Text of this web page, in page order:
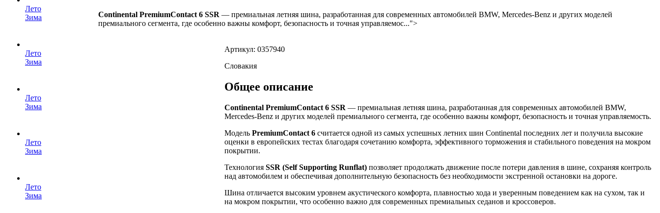
Лето
Зима
Лето
Зима
Лето
Зима
Лето
Зима
Лето
Зима
Continental PremiumContact 6 SSR — премиальная летняя шина, разработанная для современных автомобилей BMW, Mercedes-Benz и других моделей
премиального сегмента, где особенно важны комфорт, безопасность и точная управляемос...">
Артикул: 0357940
Словакия
Общее описание
Continental PremiumContact 6 SSR — премиальная летняя шина, разработанная для современных автомобилей BMW,
Mercedes-Benz и других моделей премиального сегмента, где особенно важны комфорт, безопасность и точная управляемость.
Модель PremiumContact 6 считается одной из самых успешных летних шин Continental последних лет и получила высокие
оценки в европейских тестах благодаря сочетанию комфорта, эффективного торможения и стабильного поведения на мокром
покрытии.
Технология SSR (Self Supporting Runflat) позволяет продолжать движение после потери давления в шине, сохраняя контроль
над автомобилем и обеспечивая дополнительную безопасность без необходимости экстренной остановки на дороге.
Шина отличается высоким уровнем акустического комфорта, плавностью хода и уверенным поведением как на сухом, так и
на мокром покрытии, что особенно важно для современных премиальных седанов и кроссоверов.